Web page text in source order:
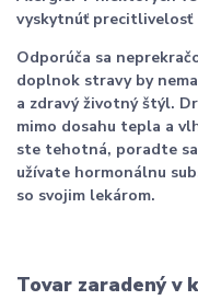
vyskytnúť precitlivelosť
Odporúča sa
doplnok stravy by
a zdravý životný štýl.
mimo dosahu tepla a
ste tehotná, poradte
užívate hormonálnu
so svojim lekárom.
Tovar zaradený v